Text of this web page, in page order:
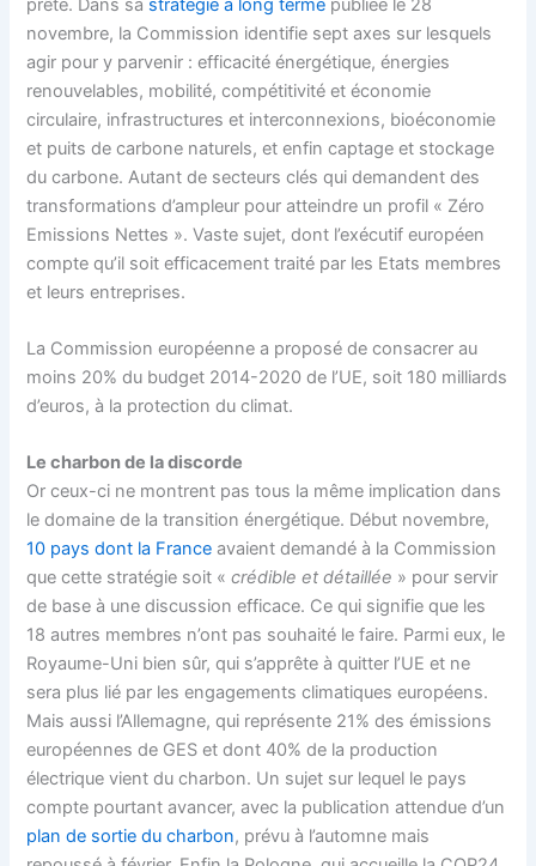
prête. Dans sa stratégie à long terme publiée le 28
novembre, la Commission identifie sept axes sur lesquels
agir pour y parvenir : efficacité énergétique, énergies
renouvelables, mobilité, compétitivité et économie
circulaire, infrastructures et interconnexions, bioéconomie
et puits de carbone naturels, et enfin captage et stockage
du carbone. Autant de secteurs clés qui demandent des
transformations d’ampleur pour atteindre un profil « Zéro
Emissions Nettes ». Vaste sujet, dont l’exécutif européen
compte qu’il soit efficacement traité par les Etats membres
et leurs entreprises.
La Commission européenne a proposé de consacrer au
moins 20% du budget 2014-2020 de l’UE, soit 180 milliards
d’euros, à la protection du climat.
Le charbon de la discorde
Or ceux-ci ne montrent pas tous la même implication dans
le domaine de la transition énergétique. Début novembre,
10 pays dont la France avaient demandé à la Commission
que cette stratégie soit «crédible et détaillée » pour servir
de base à une discussion efficace. Ce qui signifie que les
18 autres membres n’ont pas souhaité le faire. Parmi eux, le
Royaume-Uni bien sûr, qui s’apprête à quitter l’UE et ne
sera plus lié par les engagements climatiques européens.
Mais aussi l’Allemagne, qui représente 21% des émissions
européennes de GES et dont 40% de la production
électrique vient du charbon. Un sujet sur lequel le pays
compte pourtant avancer, avec la publication attendue d’un
plan de sortie du charbon, prévu à l’automne mais